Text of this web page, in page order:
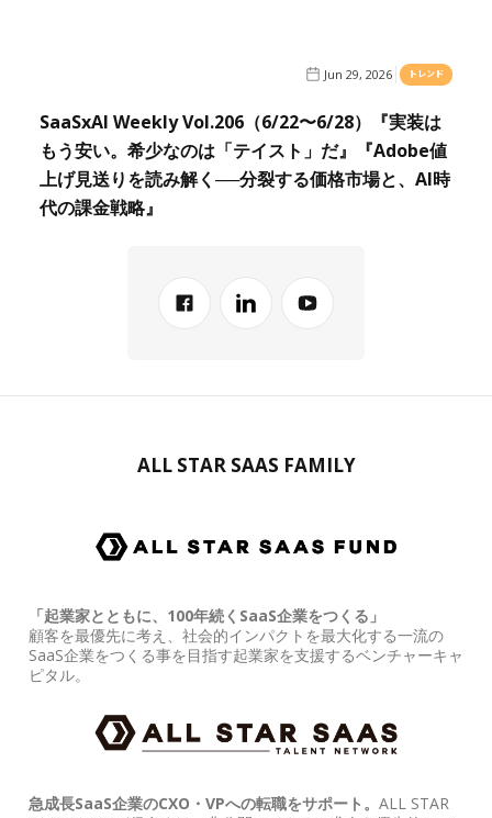
Jun 29, 2026 トレンド
SaaSxAI Weekly Vol.206（6/22〜6/28）『実装は
もう安い。希少なのは「テイスト」だ』『Adobe値
上げ見送りを読み解く──分裂する価格市場と、AI時
代の課金戦略』
ALL STAR SAAS FAMILY
「起業家とともに、100年続くSaaS企業をつくる」
顧客を最優先に考え、社会的インパクトを最大化する一流の
SaaS企業をつくる事を目指す起業家を支援するベンチャーキャ
ピタル。
急成長SaaS企業のCXO・VPへの転職をサポート。 ALL STAR